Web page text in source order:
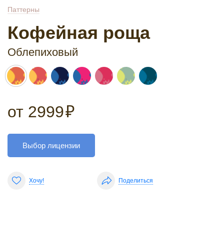
Паттерны
Кофейная роща
Облепиховый
от 2999₽
Выбор лицензии
Хочу! Поделиться